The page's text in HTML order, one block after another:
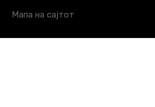
Мапа на сајтот